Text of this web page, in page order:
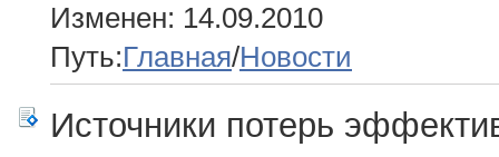
Изменен: 14.09.2010
Путь:Главная/Новости
Источники потерь